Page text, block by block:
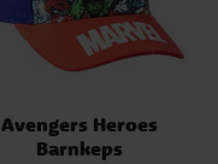
Avengers Heroes
Barnkeps